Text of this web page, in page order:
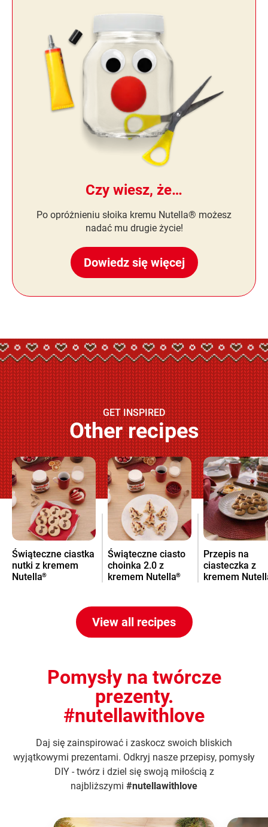
Czy wiesz, że…
Po opróżnieniu słoika kremu Nutella® możesz
nadać mu drugie życie!
Dowiedz się więcej
GET INSPIRED
Other recipes
Świąteczne ciastka
nutki z kremem
Nutella®
Świąteczne ciasto
choinka 2.0 z
kremem Nutella®
Przepis na
ciasteczka z
kremem
View all recipes
Pomysły na twórcze
prezenty.
#nutellawithlove
Daj się zainspirować i zaskocz swoich bliskich
wyjątkowymi prezentami. Odkryj nasze przepisy, pomysły
DIY - twórz i dziel się swoją miłością z
najbliższymi #nutellawithlove